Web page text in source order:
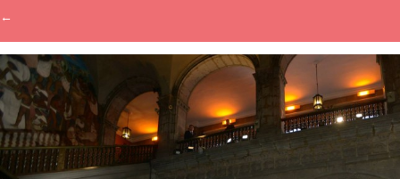
←
→